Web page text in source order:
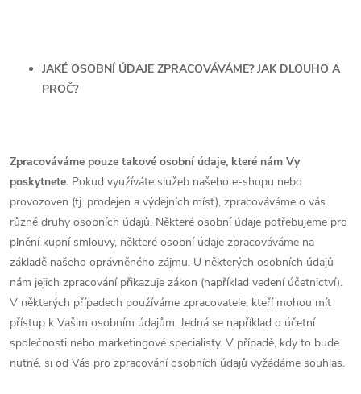
JAKÉ OSOBNÍ ÚDAJE ZPRACOVÁVÁME? JAK DLOUHO A
PROČ?
Zpracováváme pouze takové osobní údaje, které nám Vy
poskytnete. Pokud využíváte služeb našeho e-shopu nebo
provozoven (tj. prodejen a výdejních míst), zpracováváme o vás
různé druhy osobních údajů. Některé osobní údaje potřebujeme pro
plnění kupní smlouvy, některé osobní údaje zpracováváme na
základě našeho oprávněného zájmu. U některých osobních údajů
nám jejich zpracování přikazuje zákon (například vedení účetnictví).
V některých případech používáme zpracovatele, kteří mohou mít
přístup k Vašim osobním údajům. Jedná se například o účetní
společnosti nebo marketingové specialisty. V případě, kdy to bude
nutné, si od Vás pro zpracování osobních údajů vyžádáme souhlas.